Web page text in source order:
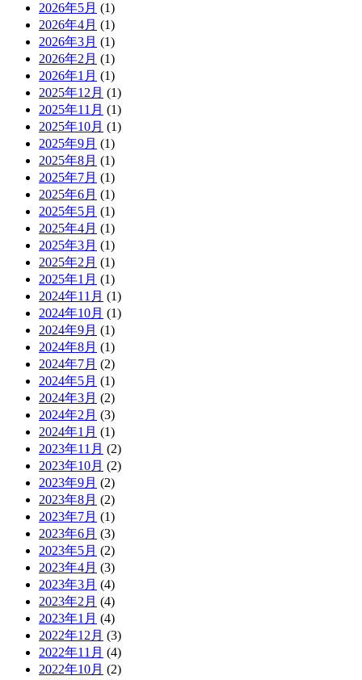
2026年5月 (1)
2026年4月 (1)
2026年3月 (1)
2026年2月 (1)
2026年1月 (1)
2025年12月 (1)
2025年11月 (1)
2025年10月 (1)
2025年9月 (1)
2025年8月 (1)
2025年7月 (1)
2025年6月 (1)
2025年5月 (1)
2025年4月 (1)
2025年3月 (1)
2025年2月 (1)
2025年1月 (1)
2024年11月 (1)
2024年10月 (1)
2024年9月 (1)
2024年8月 (1)
2024年7月 (2)
2024年5月 (1)
2024年3月 (2)
2024年2月 (3)
2024年1月 (1)
2023年11月 (2)
2023年10月 (2)
2023年9月 (2)
2023年8月 (2)
2023年7月 (1)
2023年6月 (3)
2023年5月 (2)
2023年4月 (3)
2023年3月 (4)
2023年2月 (4)
2023年1月 (4)
2022年12月 (3)
2022年11月 (4)
2022年10月 (2)